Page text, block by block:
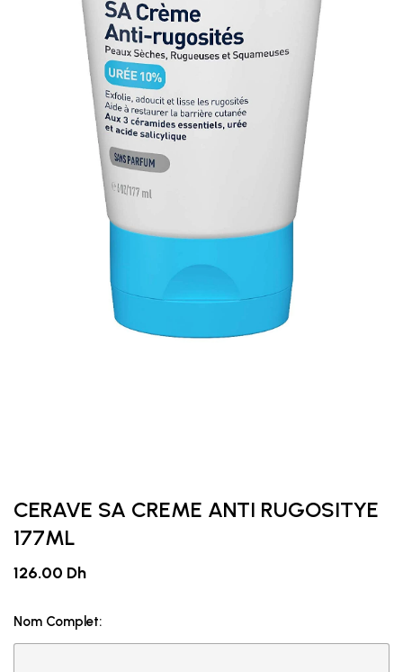
CERAVE SA CREME ANTI RUGOSITYE
177ML
126.00 Dh
Nom Complet: